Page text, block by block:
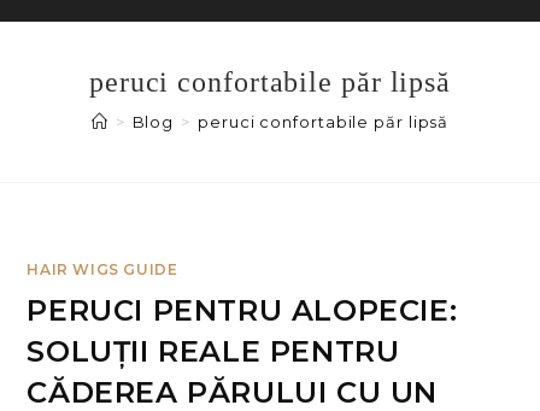
peruci confortabile păr lipsă
> Blog > peruci confortabile păr lipsă
HAIR WIGS GUIDE
PERUCI PENTRU ALOPECIE:
SOLUȚII REALE PENTRU
CĂDEREA PĂRULUI CU UN